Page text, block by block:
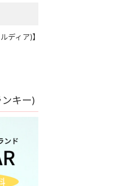
ディア)】
キー)